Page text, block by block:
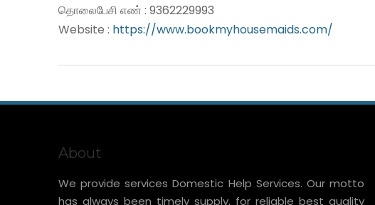
தொலைபேசி எண் : 9362229993
Website : https://www.bookmyhousemaids.com/
About
We provide services Domestic Help Services. Our motto
has always been timely supply, for reliable best quality